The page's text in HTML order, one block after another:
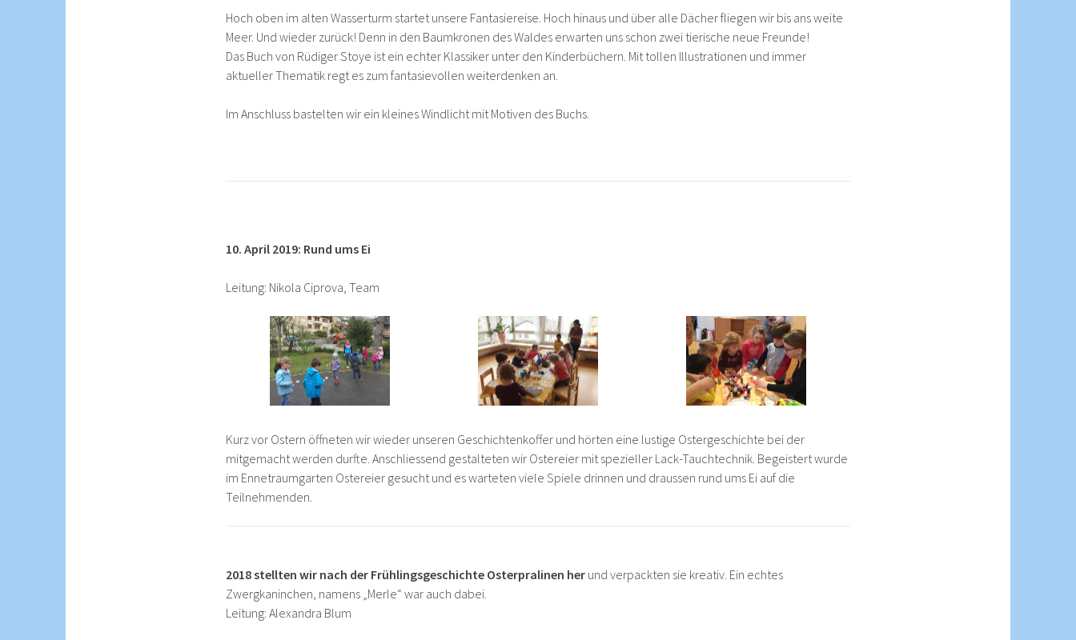
Hoch oben im alten Wasserturm startet unsere Fantasiereise. Hoch hinaus und über alle Dächer fliegen wir bis ans weite
Meer. Und wieder zurück! Denn in den Baumkronen des Waldes erwarten uns schon zwei tierische neue Freunde!
Das Buch von Rüdiger Stoye ist ein echter Klassiker unter den Kinderbüchern. Mit tollen Illustrationen und immer
aktueller Thematik regt es zum fantasievollen weiterdenken an.
Im Anschluss bastelten wir ein kleines Windlicht mit Motiven des Buchs.
10. April 2019: Rund ums Ei
Leitung: Nikola Ciprova, Team
Kurz vor Ostern öffneten wir wieder unseren Geschichtenkoffer und hörten eine lustige Ostergeschichte bei der
mitgemacht werden durfte. Anschliessend gestalteten wir Ostereier mit spezieller Lack-Tauchtechnik. Begeistert wurde
im Ennetraumgarten Ostereier gesucht und es warteten viele Spiele drinnen und draussen rund ums Ei auf die
Teilnehmenden.
2018 stellten wir nach der Frühlingsgeschichte Osterpralinen her und verpackten sie kreativ. Ein echtes
Zwergkaninchen, namens „Merle“ war auch dabei.
Leitung: Alexandra Blum